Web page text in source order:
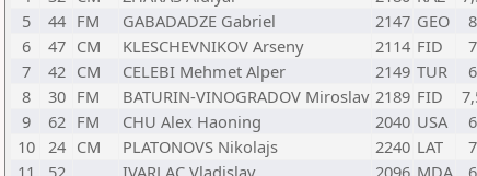
5
44 FM GABADADZE Gabriel 2147 GEO 8
6
47 CM KLESCHEVNIKOV Arseny 2114 FID 7
7
42 CM CELEBI Mehmet Alper 2149 TUR 6
8
30 FM BATURIN-VINOGRADOV Miroslav 2189 FID
9
62 FM CHU Alex Haoning 2040 USA 6
10
24 CM PLATONOVS Nikolajs 2240 LAT 7
11
52 IVARLAC Vladislav 2096 MDA 6